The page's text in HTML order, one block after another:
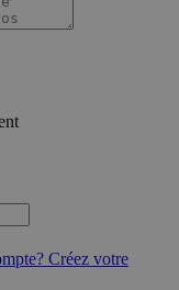
Créez votre